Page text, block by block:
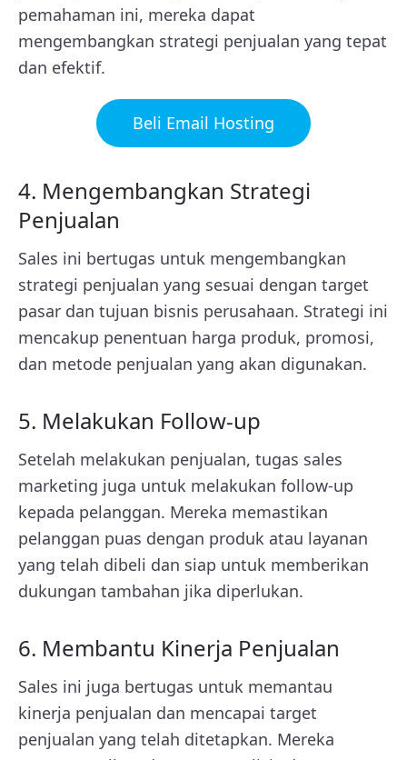
pemahaman ini, mereka dapat
mengembangkan strategi penjualan yang tepat
dan efektif.
Beli Email Hosting
4. Mengembangkan Strategi
Penjualan
Sales ini bertugas untuk mengembangkan
strategi penjualan yang sesuai dengan target
pasar dan tujuan bisnis perusahaan. Strategi ini
mencakup penentuan harga produk, promosi,
dan metode penjualan yang akan digunakan.
5. Melakukan Follow-up
Setelah melakukan penjualan, tugas sales
marketing juga untuk melakukan follow-up
kepada pelanggan. Mereka memastikan
pelanggan puas dengan produk atau layanan
yang telah dibeli dan siap untuk memberikan
dukungan tambahan jika diperlukan.
6. Membantu Kinerja Penjualan
Sales ini juga bertugas untuk memantau
kinerja penjualan dan mencapai target
penjualan yang telah ditetapkan. Mereka